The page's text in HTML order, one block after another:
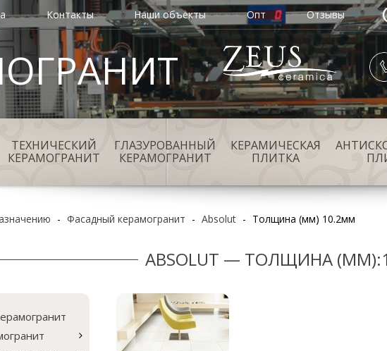
Контакты Наши объекты Опт Отзывы
ТЕХНИЧЕСКИЙ
КЕРАМОГРАНИТ
ГЛАЗУРОВАННЫЙ
КЕРАМОГРАНИТ
КЕРАМИЧЕСКАЯ
ПЛИТКА
- Фасадный керамогранит - Absolut - Толщина (мм) 10.2мм
ABSOLUT — ТОЛЩИНА